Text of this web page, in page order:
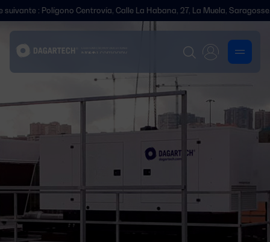
: Polígono Centrovía, Calle La Habana, 27, La Muela, Saragosse.